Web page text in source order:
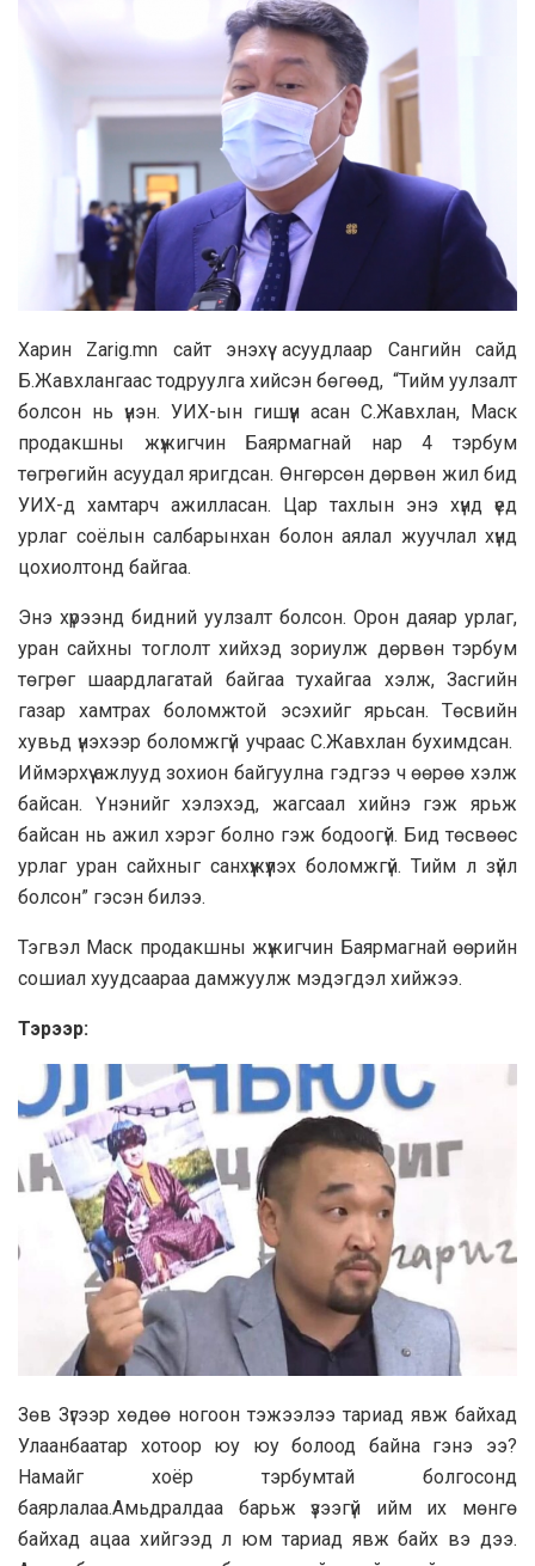
Харин Zarig.mn сайт энэхүү асуудлаар Сангийн сайд
Б.Жавхлангаас тодруулга хийсэн бөгөөд, “Тийм уулзалт
болсон нь үнэн. УИХ-ын гишүүн асан С.Жавхлан, Маск
продакшны жүжигчин Баярмагнай нар 4 тэрбум
төгрөгийн асуудал яригдсан. Өнгөрсөн дөрвөн жил бид
УИХ-д хамтарч ажилласан. Цар тахлын энэ хүнд үед
урлаг соёлын салбарынхан болон аялал жуучлал хүнд
цохиолтонд байгаа.
Энэ хүрээнд бидний уулзалт болсон. Орон даяар урлаг,
уран сайхны тоглолт хийхэд зориулж дөрвөн тэрбум
төгрөг шаардлагатай байгаа тухайгаа хэлж, Засгийн
газар хамтрах боломжтой эсэхийг ярьсан. Төсвийн
хувьд үнэхээр боломжгүй учраас С.Жавхлан бухимдсан.
Иймэрхүү ажлууд зохион байгуулна гэдгээ ч өөрөө хэлж
байсан. Үнэнийг хэлэхэд, жагсаал хийнэ гэж ярьж
байсан нь ажил хэрэг болно гэж бодоогүй. Бид төсвөөс
урлаг уран сайхныг санхүүжүүлэх боломжгүй. Тийм л зүйл
болсон” гэсэн билээ.
Тэгвэл Маск продакшны жүжигчин Баярмагнай өөрийн
сошиал хуудсаараа дамжуулж мэдэгдэл хийжээ.
Тэрээр:
Зөв Зүгээр хөдөө ногоон тэжээлээ тариад явж байхад
Улаанбаатар хотоор юу юу болоод байна гэнэ ээ?
Намайг хоёр тэрбумтай болгосонд
баярлалаа.Амьдралдаа барьж үзээгүй ийм их мөнгө
байхад ацаа хийгээд л юм тариад явж байх вэ дээ.